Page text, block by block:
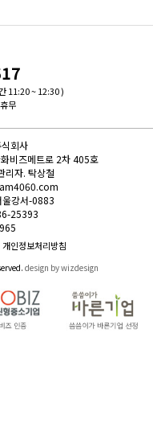
11:20 ~ 12:30 )
무
회사
비즈메트로 2차 405호
리자. 탁상철
강서-0883
25393
개인정보처리방침
design by wizdesign